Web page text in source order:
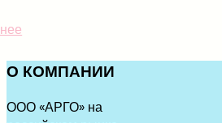
О КОМПАНИИ
ООО «АРГО» на